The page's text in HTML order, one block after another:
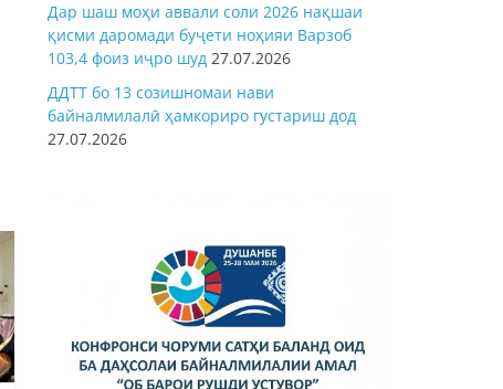
Дар шаш моҳи аввали соли 2026 нақшаи
қисми даромади буҷети ноҳияи Варзоб
103,4 фоиз иҷро шуд 27.07.2026
ДДТТ бо 13 созишномаи нави
байналмилалӣ ҳамкориро густариш дод
27.07.2026